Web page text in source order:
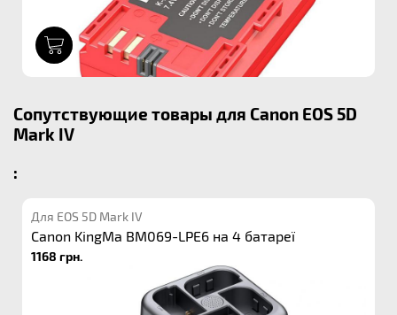
Сопутствующие товары для Canon EOS 5D
Mark IV
:
Для EOS 5D Mark IV
Canon KingMa BM069-LPE6 на 4 батареї
1168 грн.